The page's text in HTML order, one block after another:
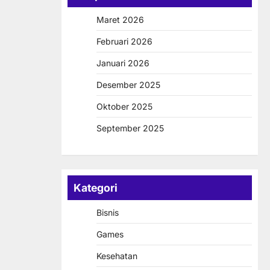
Maret 2026
Februari 2026
Januari 2026
Desember 2025
Oktober 2025
September 2025
Kategori
Bisnis
Games
Kesehatan